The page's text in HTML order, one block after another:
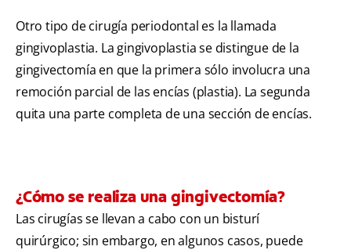
Otro tipo de cirugía periodontal es la llamada
gingivoplastia. La gingivoplastia se distingue de la
gingivectomía en que la primera sólo involucra una
remoción parcial de las encías (plastia). La segunda
quita una parte completa de una sección de encías.
¿Cómo se realiza una gingivectomía?
Las cirugías se llevan a cabo con un bisturí
quirúrgico; sin embargo, en algunos casos, puede